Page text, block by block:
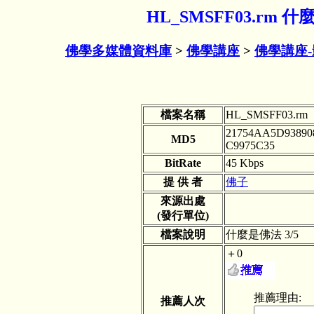
HL_SMSFF03.rm 什
佛學多媒體資料庫 > 佛學講座 > 佛學講座
檔案名稱 HL_SMSFF03.rm
MD5
C9975C35
BitRate
45 Kbps
提 供 者
佛子
來源出處
(發行單位)
檔案說明
什麼是佛法 3/5
推薦人次
＋0
推薦理由: